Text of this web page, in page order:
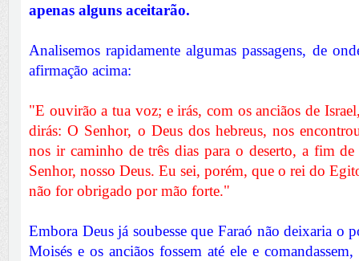
apenas alguns aceitarão.
Analisemos rapidamente algumas passagens, de
afirmação acima:
"E ouvirão a tua voz; e irás, com os anciãos de
dirás: O Senhor, o Deus dos hebreus, nos
nos ir caminho de três dias para o deserto, a fim de
Senhor, nosso Deus. Eu sei, porém, que o rei do
não for obrigado por mão forte."
Embora Deus já soubesse que Faraó não deixaria o
Moisés e os anciãos fossem até ele e